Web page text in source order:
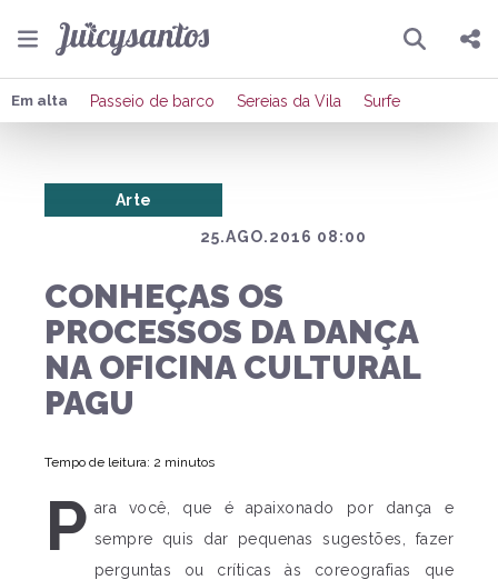
Pesquisar
Compartilhar
Em alta Passeio de barco Sereias da Vila Surfe
25.AGO.2016 08:00
Arte
CONHEÇAS OS
PROCESSOS DA DANÇA
NA OFICINA CULTURAL
PAGU
Tempo de leitura: 2 minutos
P ara você, que é apaixonado por dança e
sempre quis dar pequenas sugestões, fazer
perguntas ou críticas às coreografias que